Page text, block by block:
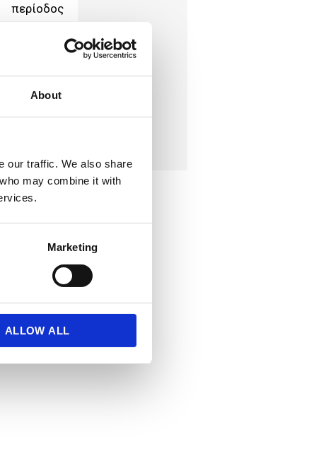
About
our traffic. We also share
may combine it with
Marketing
ALLOW ALL
περίοδος
χημειοθεραπεία
ψυχολογία